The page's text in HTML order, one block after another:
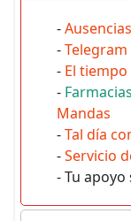
-Ausencias
-Telegram
- El
-
Mandas
-Tal día
-Servicio
- Tu